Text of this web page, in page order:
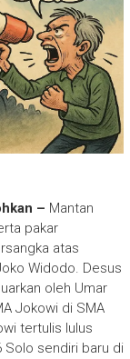
– Mantan
pakar
atas
Widodo. Desus
oleh Umar
Jokowi di SMA
tertulis lulus
Solo sendiri baru di